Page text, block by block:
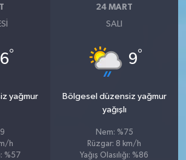
6°
yağmur
h
%57
24 MART
SALI
9°
Bölgesel düzensiz yağmur
yağışlı
Nem: %75
Rüzgar: 8 km/h
Yağış Olasılığı: %86